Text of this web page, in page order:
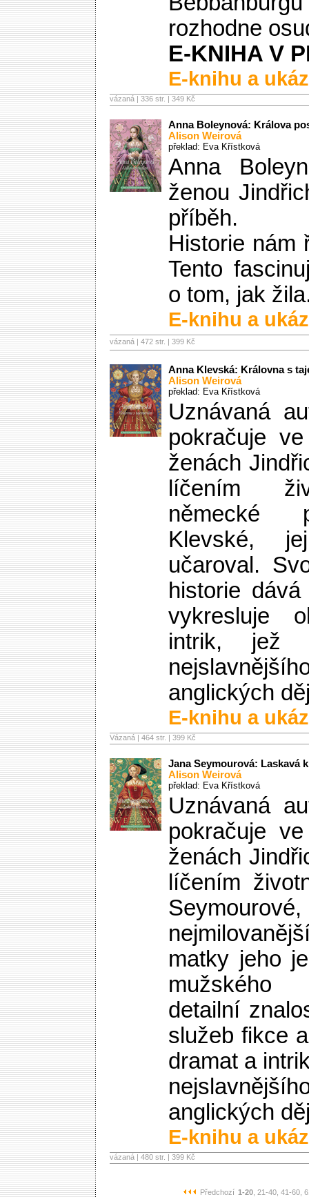
rozhodne
E-KNIHA V
E-knihu a
vázaná | 336 str. | 349 Kč
Anna Boleynová: Králova
Alison Weirová
překlad: Eva Křístková
Anna
ženou
příběh.
Historie nám
Tento
o tom, jak
E-knihu a
vázaná | 472 str. | 399 Kč
Anna Klevská: Královna s
Alison Weirová
překlad: Eva Křístková
Uznávaná
pokračuje
ženách
líčením
německé
Klevské,
učaroval.
historie
vykresluje
intrik, jež
anglických
E-knihu a
Vázaná | 464 str. | 399 Kč
Jana Seymourová: Laskavá
Alison Weirová
překlad: Eva Křístková
Uznávaná
pokračuje
ženách
líčením
matky jeho
mužského
detailní
služeb fikce
dramat a
anglických
E-knihu a
vázaná | 480 str. | 399 Kč
Předchozí 1-20, 21-40, 41-60,